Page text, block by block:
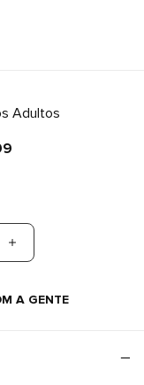
Adultos
A GENTE